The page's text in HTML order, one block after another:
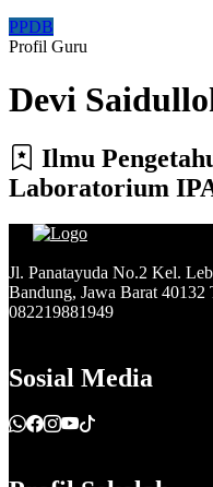
PPDB
Profil Guru
Devi
Ilmu
Laboratorium
Jl. Panatayuda No.2 Kel.
Bandung, Jawa Barat
082219881949
Sosial Media